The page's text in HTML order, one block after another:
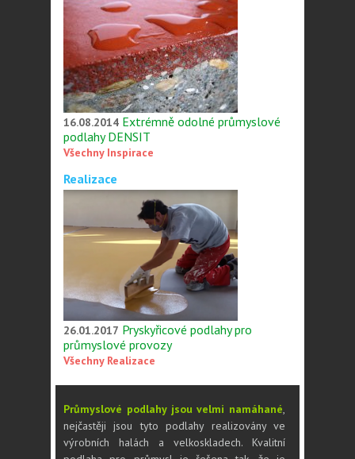
16.08.2014 Extrémně odolné průmyslové
podlahy DENSIT
Všechny Inspirace
Realizace
26.01.2017 Pryskyřicové podlahy pro
průmyslové provozy
Všechny Realizace
Průmyslové podlahy jsou velmi namáhané,
nejčastěji jsou tyto podlahy realizovány ve
výrobních halách a velkoskladech. Kvalitní